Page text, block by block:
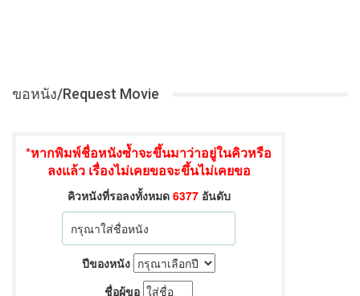
ขอหนัง/Request Movie